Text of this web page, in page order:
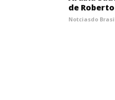
de
Notciasdo